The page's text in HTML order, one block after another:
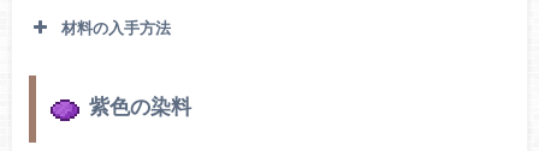
材料の入手方法
高さ31以下に生成されるラピスラズリ鉱石を掘
紫色の染料